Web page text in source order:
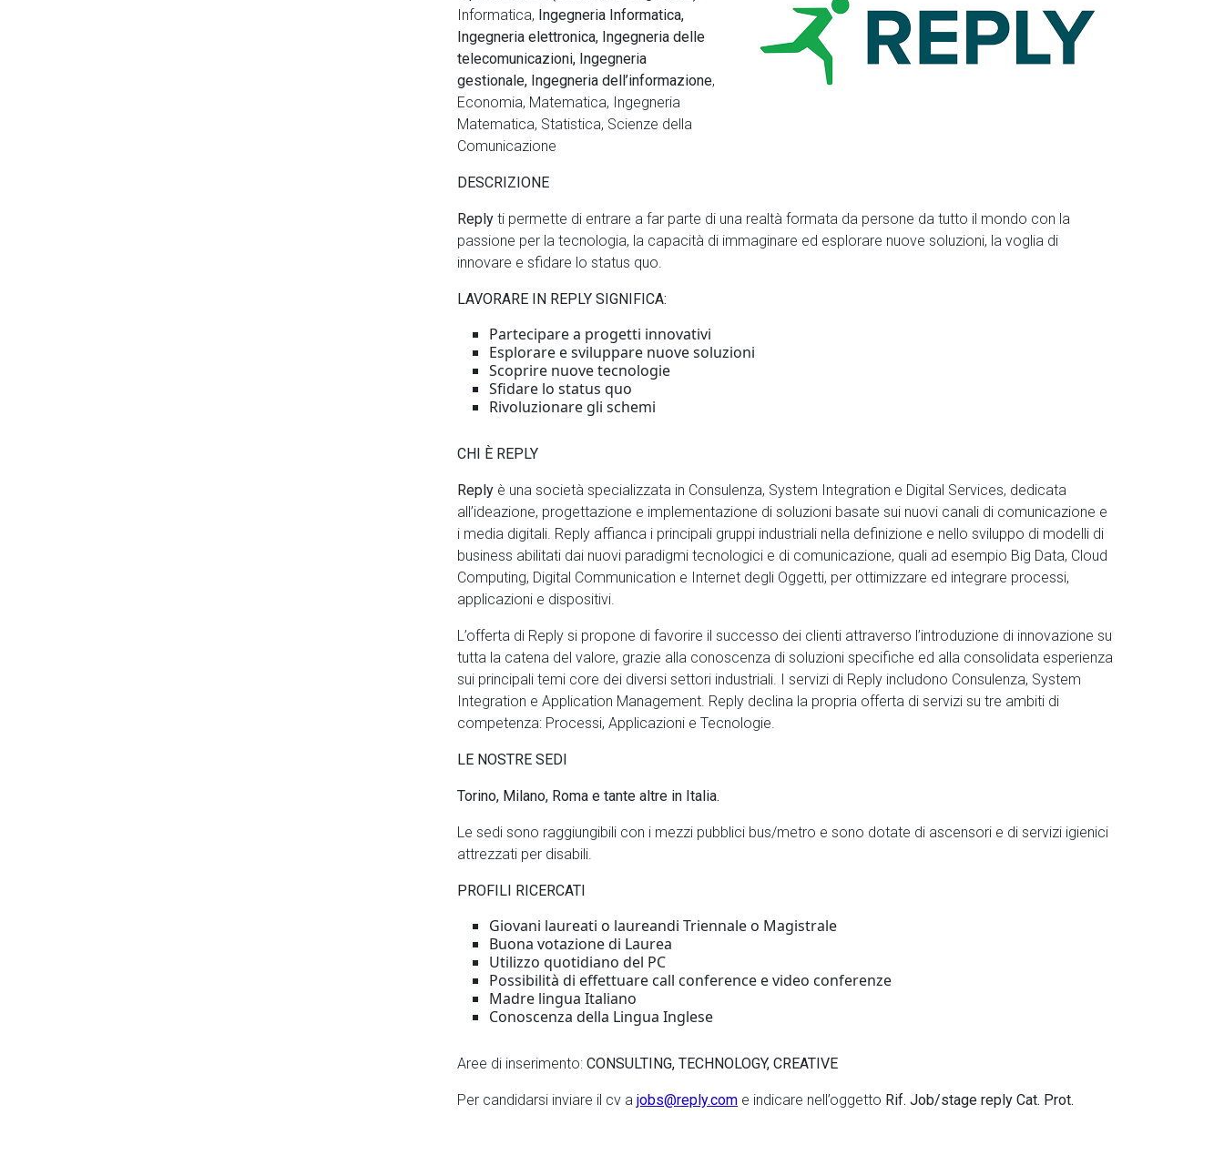
Informatica, Ingegneria Informatica,
Ingegneria elettronica, Ingegneria delle
telecomunicazioni, Ingegneria
gestionale, Ingegneria dell’informazione,
Economia, Matematica, Ingegneria
Matematica, Statistica, Scienze della
Comunicazione
DESCRIZIONE
Reply ti permette di entrare a far parte di una realtà formata da persone da tutto il mondo con la
passione per la tecnologia, la capacità di immaginare ed esplorare nuove soluzioni, la voglia di
innovare e sfidare lo status quo.
LAVORARE IN REPLY SIGNIFICA:
Partecipare a progetti innovativi
Esplorare e sviluppare nuove soluzioni
Scoprire nuove tecnologie
Sfidare lo status quo
Rivoluzionare gli schemi
CHI È REPLY
Reply è una società specializzata in Consulenza, System Integration e Digital Services, dedicata
all’ideazione, progettazione e implementazione di soluzioni basate sui nuovi canali di comunicazione e
i media digitali. Reply affianca i principali gruppi industriali nella definizione e nello sviluppo di modelli di
business abilitati dai nuovi paradigmi tecnologici e di comunicazione, quali ad esempio Big Data, Cloud
Computing, Digital Communication e Internet degli Oggetti, per ottimizzare ed integrare processi,
applicazioni e dispositivi.
L’offerta di Reply si propone di favorire il successo dei clienti attraverso l’introduzione di innovazione su
tutta la catena del valore, grazie alla conoscenza di soluzioni specifiche ed alla consolidata esperienza
sui principali temi core dei diversi settori industriali. I servizi di Reply includono Consulenza, System
Integration e Application Management. Reply declina la propria offerta di servizi su tre ambiti di
competenza: Processi, Applicazioni e Tecnologie.
LE NOSTRE SEDI
Torino, Milano, Roma e tante altre in Italia.
Le sedi sono raggiungibili con i mezzi pubblici bus/metro e sono dotate di ascensori e di servizi igienici
attrezzati per disabili.
PROFILI RICERCATI
Giovani laureati o laureandi Triennale o Magistrale
Buona votazione di Laurea
Utilizzo quotidiano del PC
Possibilità di effettuare call conference e video conferenze
Madre lingua Italiano
Conoscenza della Lingua Inglese
Aree di inserimento: CONSULTING, TECHNOLOGY, CREATIVE
Per candidarsi inviare il cv a jobs@reply.com e indicare nell’oggetto Rif. Job/stage reply Cat. Prot.